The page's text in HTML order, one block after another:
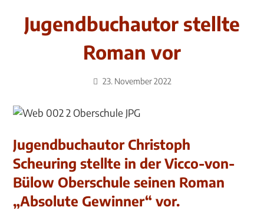
Jugendbuchautor stellte
Roman vor
23. November 2022
Jugendbuchautor Christoph
Scheuring stellte in der Vicco-von-
Bülow Oberschule seinen Roman
„Absolute Gewinner“ vor.